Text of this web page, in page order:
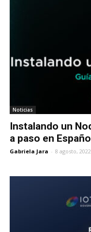
Noticias
Instalando un
a paso en
Gabriela Jara - 8 agosto, 2022